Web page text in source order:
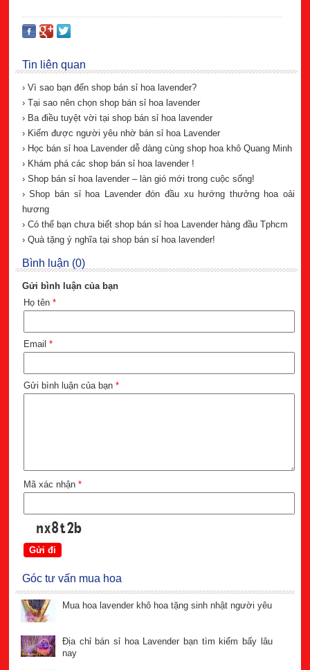
Tin liên quan
› Vì sao bạn đến shop bán sỉ hoa lavender?
› Tại sao nên chọn shop bán sỉ hoa lavender
› Ba điều tuyệt vời tại shop bán sỉ hoa lavender
› Kiếm được người yêu nhờ bán sỉ hoa Lavender
› Học bán sỉ hoa Lavender dễ dàng cùng shop hoa khô Quang Minh
› Khám phá các shop bán sỉ hoa lavender !
› Shop bán sỉ hoa lavender – làn gió mới trong cuộc sống!
› Shop bán sỉ hoa Lavender đón đầu xu hướng thưởng hoa oải
hương
› Có thể bạn chưa biết shop bán sỉ hoa Lavender hàng đầu Tphcm
› Quà tặng ý nghĩa tại shop bán sỉ hoa lavender!
Bình luận (0)
Gửi bình luận của bạn
Họ tên *
Email *
Gửi bình luận của bạn *
Mã xác nhận *
Góc tư vấn mua hoa
Mua hoa lavender khô hoa tặng sinh nhật người yêu
Địa chỉ bán sỉ hoa Lavender bạn tìm kiếm bấy lâu
nay